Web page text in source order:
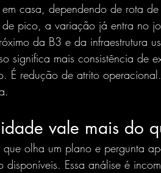
em casa, dependendo de rota
de pico, a variação já entra no
da B3 e da infraestrutura
significa mais consistência de
É redução de atrito
vale mais do
que olha um plano e pergunta
disponíveis. Essa análise é